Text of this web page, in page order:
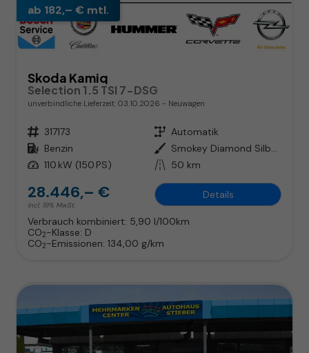
ab 182,– € mtl.
Skoda Kamiq
Selection 1.5 TSI 7-DSG
unverbindliche Lieferzeit: 03.10.2026 Neuwagen
Fahrzeugnr. 317173 Getriebe Automatik
Kraftstoff Benzin Außenfarbe
Smokey Diamond Silber Metallic
Leistung 110 kW (150 PS) Kilometerstand 50 km
28.446,– €
incl. 19% MwSt.
Details
Verbrauch kombiniert: 5,90 l/100km
CO2-Klasse: D
CO2-Emissionen: 134,00 g/km